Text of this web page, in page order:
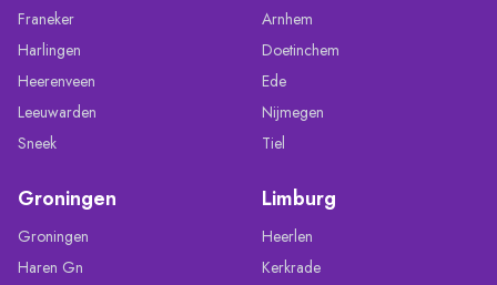
Franeker
Harlingen
Heerenveen
Leeuwarden
Sneek
Arnhem
Doetinchem
Ede
Nijmegen
Tiel
Groningen
Groningen
Haren Gn
Limburg
Heerlen
Kerkrade